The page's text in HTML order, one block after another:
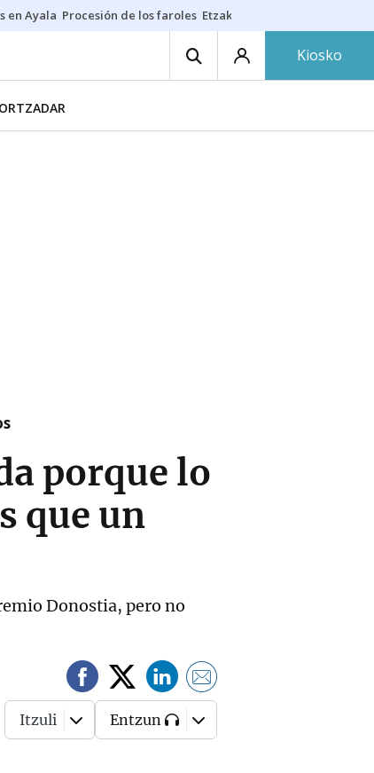
en Ayala Procesión de los faroles Etzakit
Kiosko
ORTZADAR
porque lo
que un
Donostia, pero no
Itzuli Entzun